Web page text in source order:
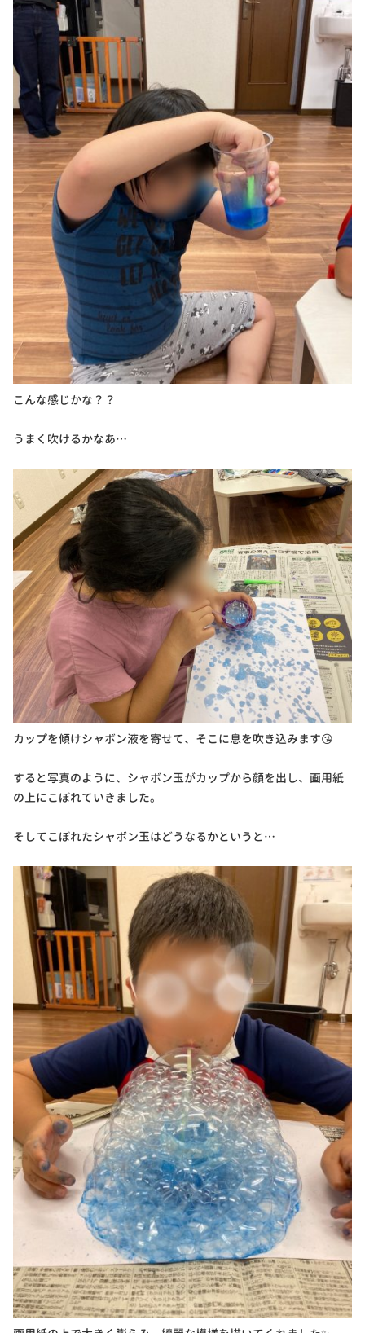
こんな感じかな？？
うまく吹けるかなあ…
カップを傾けシャボン液を寄せて、そこに息を吹き込みます😘
すると写真のように、シャボン玉がカップから顔を出し、画用紙
の上にこぼれていきました。
そしてこぼれたシャボン玉はどうなるかというと…